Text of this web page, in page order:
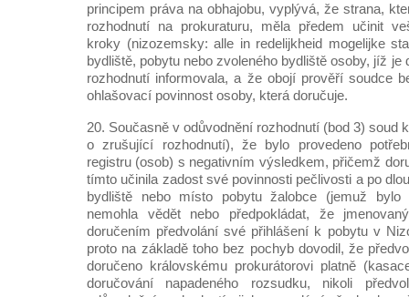
principem práva na obhajobu, vyplývá, že strana,
rozhodnutí na prokuraturu, měla předem učinit
kroky (nizozemsky: alle in redelijkheid mogelijke
bydliště, pobytu nebo zvoleného bydliště osoby, jíž je
rozhodnutí informovala, a že obojí prověří soudce
ohlašovací povinnost osoby, která doručuje.
20. Současně v odůvodnění rozhodnutí (bod 3) soud
o zrušující rozhodnutí), že bylo provedeno
registru (osob) s negativním výsledkem, přičemž
tímto učinila zadost své povinnosti pečlivosti a po
bydliště nebo místo pobytu žalobce (jemuž bylo
nemohla vědět nebo předpokládat, že
doručením předvolání své přihlášení k pobytu v
proto na základě toho bez pochyb dovodil, že
doručeno královskému prokurátorovi platně
doručování napadeného rozsudku, nikoli